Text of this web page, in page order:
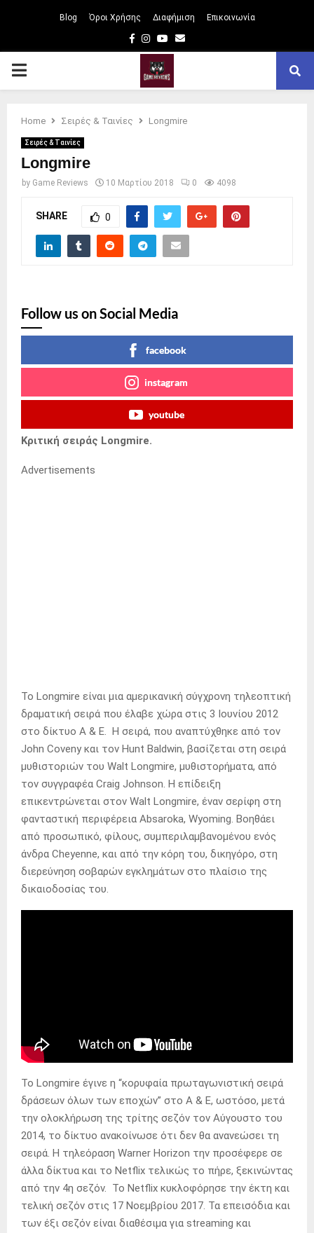
Blog Όροι Χρήσης Διαφήμιση Επικοινωνία
Facebook
Instagram
Youtube
Email
PRIMARY
Home Σειρές & Ταινίες Longmire
Σειρές & Ταινίες
Longmire
by Game Reviews 10 Μαρτίου 2018 0 4098
SHARE 0
Follow us on Social Media
facebook
instagram
youtube
Κριτική σειράς Longmire.
Advertisements
Το Longmire είναι μια αμερικανική σύγχρονη τηλεοπτική
δραματική σειρά που έλαβε χώρα στις 3 Ιουνίου 2012
στο δίκτυο A & E. Η σειρά, που αναπτύχθηκε από τον
John Coveny και τον Hunt Baldwin, βασίζεται στη σειρά
μυθιστοριών του Walt Longmire, μυθιστορήματα, από
τον συγγραφέα Craig Johnson. Η επίδειξη
επικεντρώνεται στον Walt Longmire, έναν σερίφη στη
φανταστική περιφέρεια Absaroka, Wyoming. Βοηθάει
από προσωπικό, φίλους, συμπεριλαμβανομένου ενός
άνδρα Cheyenne, και από την κόρη του, δικηγόρο, στη
διερεύνηση σοβαρών εγκλημάτων στο πλαίσιο της
δικαιοδοσίας του.
Το Longmire έγινε η “κορυφαία πρωταγωνιστική σειρά
δράσεων όλων των εποχών” στο A & E, ωστόσο, μετά
την ολοκλήρωση της τρίτης σεζόν τον Αύγουστο του
2014, το δίκτυο ανακοίνωσε ότι δεν θα ανανεώσει τη
σειρά. Η τηλεόραση Warner Horizon την προσέφερε σε
άλλα δίκτυα και το Netflix τελικώς το πήρε, ξεκινώντας
από την 4η σεζόν. Το Netflix κυκλοφόρησε την έκτη και
τελική σεζόν στις 17 Νοεμβρίου 2017. Τα επεισόδια και
των έξι σεζόν είναι διαθέσιμα για streaming και